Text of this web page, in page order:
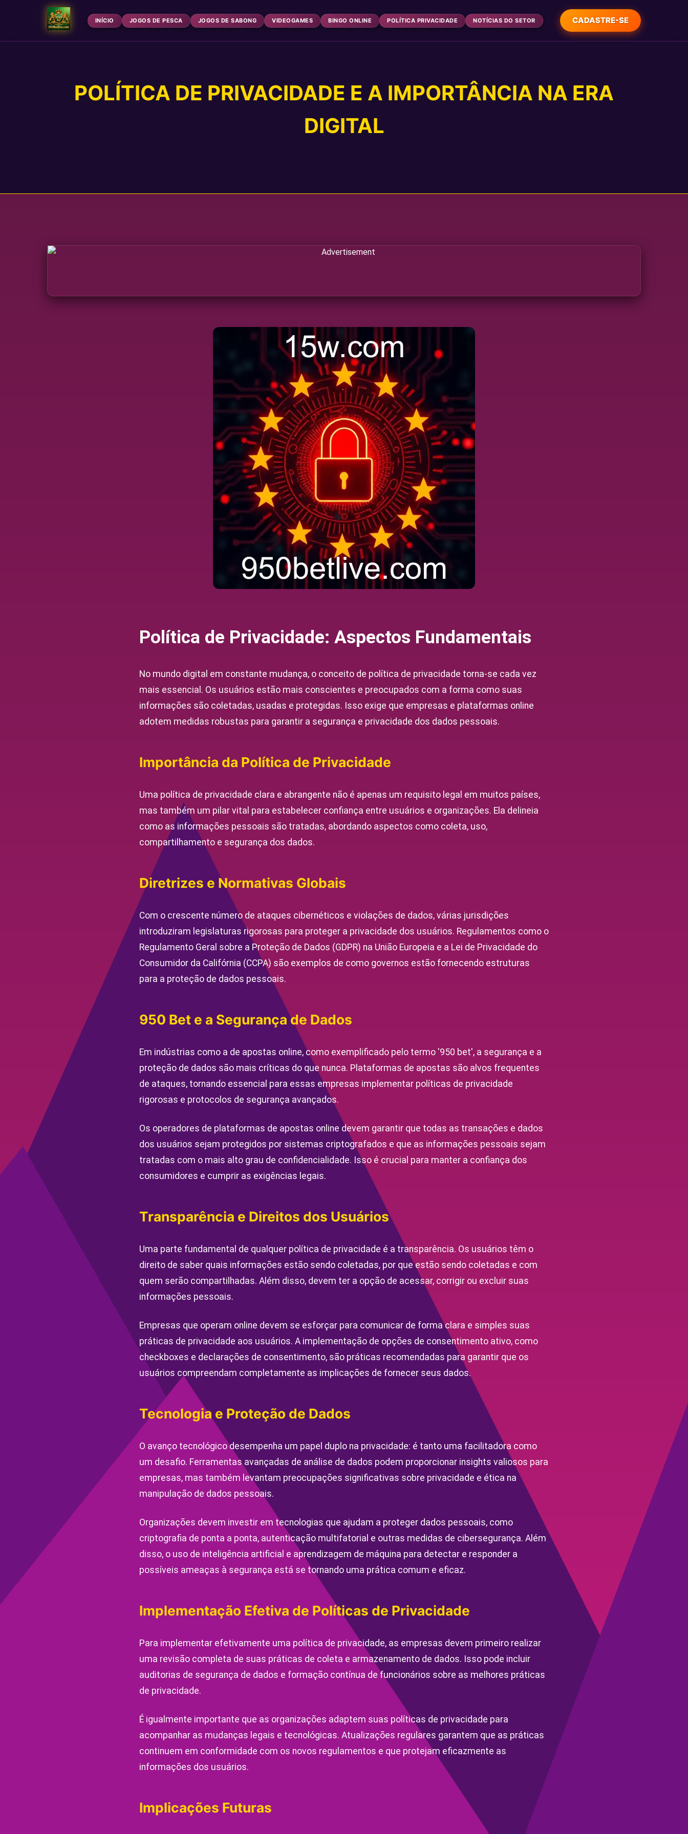
INÍCIO JOGOS DE PESCA JOGOS DE SABONG VIDEOGAMES BINGO ONLINE POLÍTICA PRIVACIDADE NOTÍCIAS DO SETOR CADASTRE-SE
POLÍTICA DE PRIVACIDADE E A IMPORTÂNCIA NA ERA
DIGITAL
Política de Privacidade: Aspectos Fundamentais
No mundo digital em constante mudança, o conceito de política de privacidade torna-se cada vez
mais essencial. Os usuários estão mais conscientes e preocupados com a forma como suas
informações são coletadas, usadas e protegidas. Isso exige que empresas e plataformas online
adotem medidas robustas para garantir a segurança e privacidade dos dados pessoais.
Importância da Política de Privacidade
Uma política de privacidade clara e abrangente não é apenas um requisito legal em muitos países,
mas também um pilar vital para estabelecer confiança entre usuários e organizações. Ela delineia
como as informações pessoais são tratadas, abordando aspectos como coleta, uso,
compartilhamento e segurança dos dados.
Diretrizes e Normativas Globais
Com o crescente número de ataques cibernéticos e violações de dados, várias jurisdições
introduziram legislaturas rigorosas para proteger a privacidade dos usuários. Regulamentos como o
Regulamento Geral sobre a Proteção de Dados (GDPR) na União Europeia e a Lei de Privacidade do
Consumidor da Califórnia (CCPA) são exemplos de como governos estão fornecendo estruturas
para a proteção de dados pessoais.
950 Bet e a Segurança de Dados
Em indústrias como a de apostas online, como exemplificado pelo termo '950 bet', a segurança e a
proteção de dados são mais críticas do que nunca. Plataformas de apostas são alvos frequentes
de ataques, tornando essencial para essas empresas implementar políticas de privacidade
rigorosas e protocolos de segurança avançados.
Os operadores de plataformas de apostas online devem garantir que todas as transações e dados
dos usuários sejam protegidos por sistemas criptografados e que as informações pessoais sejam
tratadas com o mais alto grau de confidencialidade. Isso é crucial para manter a confiança dos
consumidores e cumprir as exigências legais.
Transparência e Direitos dos Usuários
Uma parte fundamental de qualquer política de privacidade é a transparência. Os usuários têm o
direito de saber quais informações estão sendo coletadas, por que estão sendo coletadas e com
quem serão compartilhadas. Além disso, devem ter a opção de acessar, corrigir ou excluir suas
informações pessoais.
Empresas que operam online devem se esforçar para comunicar de forma clara e simples suas
práticas de privacidade aos usuários. A implementação de opções de consentimento ativo, como
checkboxes e declarações de consentimento, são práticas recomendadas para garantir que os
usuários compreendam completamente as implicações de fornecer seus dados.
Tecnologia e Proteção de Dados
O avanço tecnológico desempenha um papel duplo na privacidade: é tanto uma facilitadora como
um desafio. Ferramentas avançadas de análise de dados podem proporcionar insights valiosos para
empresas, mas também levantam preocupações significativas sobre privacidade e ética na
manipulação de dados pessoais.
Organizações devem investir em tecnologias que ajudam a proteger dados pessoais, como
criptografia de ponta a ponta, autenticação multifatorial e outras medidas de cibersegurança. Além
disso, o uso de inteligência artificial e aprendizagem de máquina para detectar e responder a
possíveis ameaças à segurança está se tornando uma prática comum e eficaz.
Implementação Efetiva de Políticas de Privacidade
Para implementar efetivamente uma política de privacidade, as empresas devem primeiro realizar
uma revisão completa de suas práticas de coleta e armazenamento de dados. Isso pode incluir
auditorias de segurança de dados e formação contínua de funcionários sobre as melhores práticas
de privacidade.
É igualmente importante que as organizações adaptem suas políticas de privacidade para
acompanhar as mudanças legais e tecnológicas. Atualizações regulares garantem que as práticas
continuem em conformidade com os novos regulamentos e que protejam eficazmente as
informações dos usuários.
Implicações Futuras